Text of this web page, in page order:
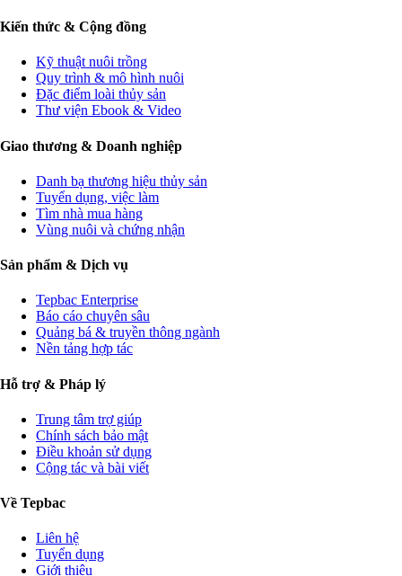
Kiến thức & Cộng đồng
Kỹ thuật nuôi trồng
Quy trình & mô hình nuôi
Đặc điểm loài thủy sản
Thư viện Ebook & Video
Giao thương & Doanh nghiệp
Danh bạ thương hiệu thủy sản
Tuyển dụng, việc làm
Tìm nhà mua hàng
Vùng nuôi và chứng nhận
Sản phẩm & Dịch vụ
Tepbac Enterprise
Báo cáo chuyên sâu
Quảng bá & truyền thông ngành
Nền tảng hợp tác
Hỗ trợ & Pháp lý
Trung tâm trợ giúp
Chính sách bảo mật
Điều khoản sử dụng
Cộng tác và bài viết
Về Tepbac
Liên hệ
Tuyển dụng
Giới thiệu